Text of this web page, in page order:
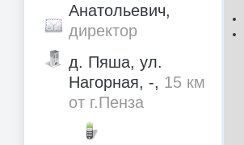
Анатольевич,
директор
д. Пяша, ул.
Нагорная, -, 15 км
от г.Пенза